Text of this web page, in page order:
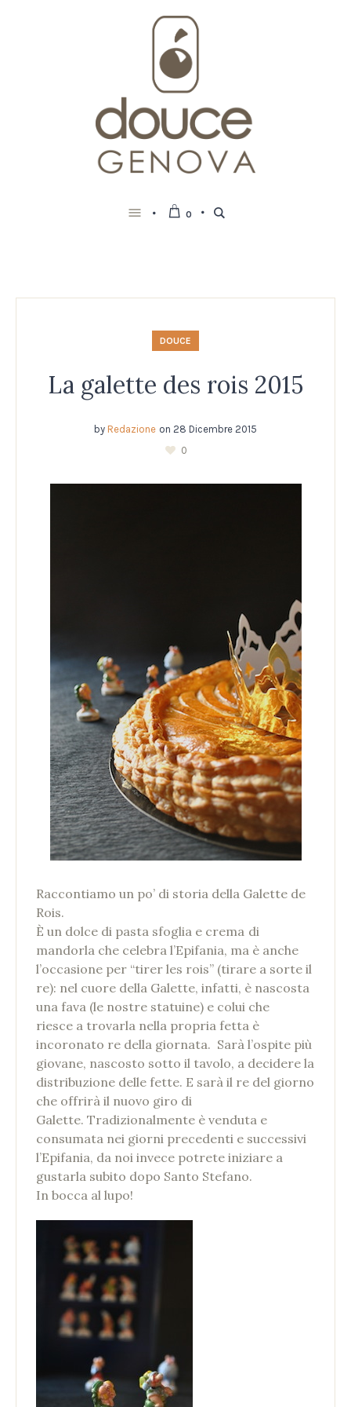
0
DOUCE
La galette des rois 2015
by Redazione on 28 Dicembre 2015
0
Raccontiamo un po’ di storia della Galette de
Rois.
È un dolce di pasta sfoglia e crema di
mandorla che celebra l’Epifania, ma è anche
l’occasione per “tirer les rois” (tirare a sorte il
re): nel cuore della Galette, infatti, è nascosta
una fava (le nostre statuine) e colui che
riesce a trovarla nella propria fetta è
incoronato re della giornata. Sarà l’ospite più
giovane, nascosto sotto il tavolo, a decidere la
distribuzione delle fette. E sarà il re del giorno
che offrirà il nuovo giro di
Galette. Tradizionalmente è venduta e
consumata nei giorni precedenti e successivi
l’Epifania, da noi invece potrete iniziare a
gustarla subito dopo Santo Stefano.
In bocca al lupo!